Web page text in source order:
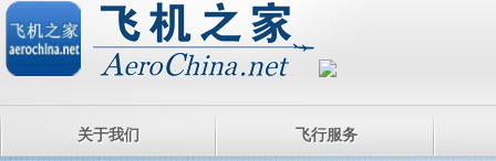
关于我们 飞行服务